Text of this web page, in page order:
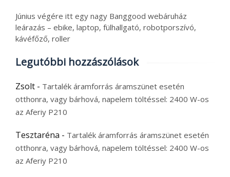
Június végére itt egy nagy Banggood webáruház
leárazás – ebike, laptop, fülhallgató, robotporszívó,
kávéfőző, roller
Legutóbbi hozzászólások
Zsolt - Tartalék áramforrás áramszünet esetén
otthonra, vagy bárhová, napelem töltéssel: 2400 W-os
az Aferiy P210
Tesztaréna - Tartalék áramforrás áramszünet esetén
otthonra, vagy bárhová, napelem töltéssel: 2400 W-os
az Aferiy P210